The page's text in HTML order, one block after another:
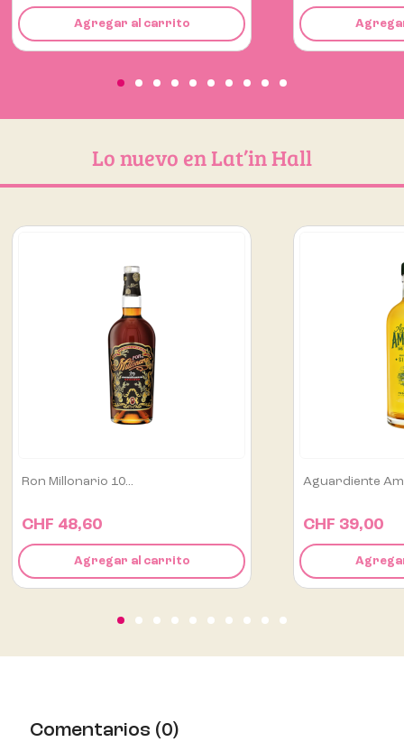
Agregar al carrito
Lo nuevo en Lat’in Hall
Aguardiente Amarillo De...
CHF 39,00
Agregar al carrito
Alipús San
CHF
Comentarios (0)